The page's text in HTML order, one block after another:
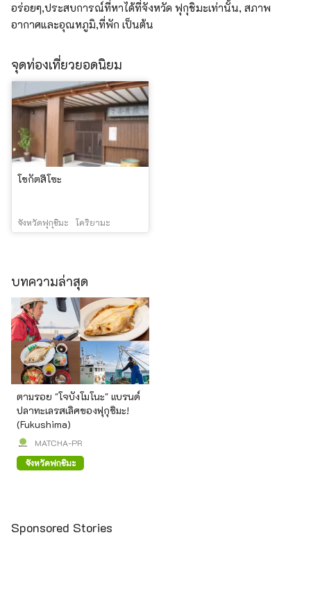
อร่อยๆ,ประสบการณ์ที่หาได้ที่จังหวัด ฟุกุชิมะเท่านั้น, สภาพ
อากาศและอุณหภูมิ,ที่พัก เป็นต้น
จุดท่องเที่ยวยอดนิยม
โชกัตสึโซะ
จังหวัดฟุกุชิมะ โคริยามะ
บทความล่าสุด
ตามรอย "โจบังโมโนะ" แบรนด์
ปลาทะเลรสเลิศของฟุกุชิมะ!
(Fukushima)
MATCHA-PR
จังหวัดฟุกุชิมะ
Sponsored Stories